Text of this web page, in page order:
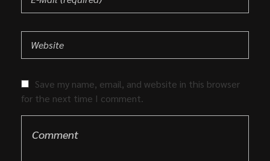
Save my name, email, and website in this browser
for the next time I comment.